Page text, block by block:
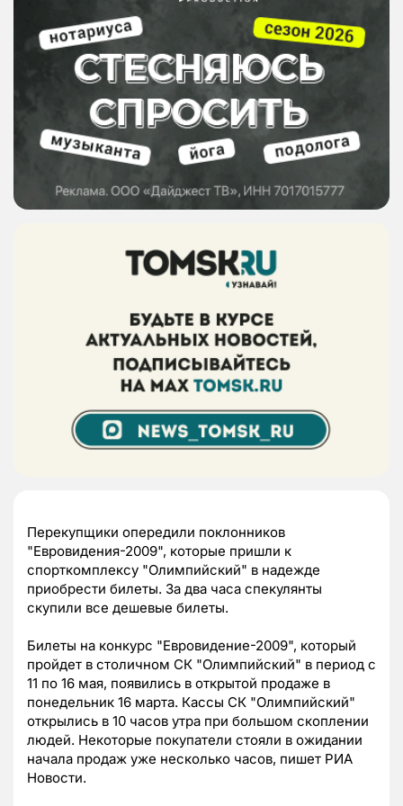
Перекупщики опередили поклонников
"Евровидения-2009", которые пришли к
спорткомплексу "Олимпийский" в надежде
приобрести билеты. За два часа спекулянты
скупили все дешевые билеты.
Билеты на конкурс "Евровидение-2009", который
пройдет в столичном СК "Олимпийский" в период с
11 по 16 мая, появились в открытой продаже в
понедельник 16 марта. Кассы СК "Олимпийский"
открылись в 10 часов утра при большом скоплении
людей. Некоторые покупатели стояли в ожидании
начала продаж уже несколько часов, пишет РИА
Новости.